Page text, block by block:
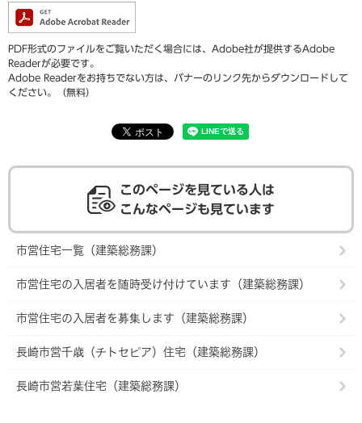
PDF形式のファイルをご覧いただく場合には、Adobe社が提供するAdobe
Readerが必要です。
Adobe Readerをお持ちでない方は、バナーのリンク先からダウンロードして
ください。（無料）
このページを見ている人は
こんなページも見ています
市営住宅一覧（建築総務課）
市営住宅の入居者を随時受け付けています（建築総務課）
市営住宅の入居者を募集します（建築総務課）
長崎市営千歳（チトセピア）住宅（建築総務課）
長崎市営若葉住宅（建築総務課）